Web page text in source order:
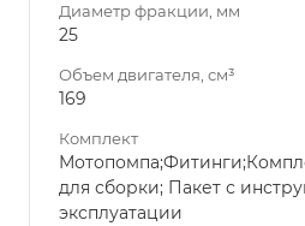
Диаметр фракции, мм
25
Объем двигателя, см³
169
Комплект
для сборки; Пакет с
эксплуатации